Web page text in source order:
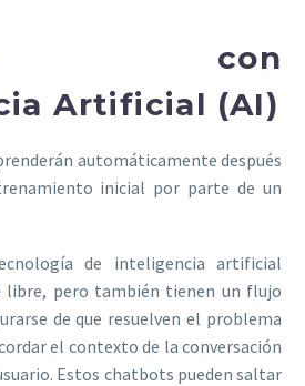
con
Artificial (AI)
automáticamente después
inicial por parte de un
de inteligencia artificial
libre, pero también tienen un flujo
de que resuelven el problema
el contexto de la conversación
Estos chatbots pueden saltar